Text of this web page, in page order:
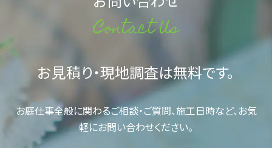
Contact Us
お見積り・現地調査は無料です。
お庭仕事全般に関わるご相談・ご質問、施工日時など、お気
軽にお問い合わせください。